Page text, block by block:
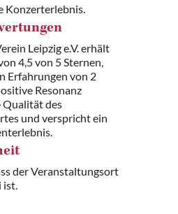
Konzerterlebnis.
Leipzig e.V. erhält
4,5 von 5 Sternen,
Erfahrungen von 2
Resonanz
des
und verspricht ein
der Veranstaltungsort
ist.